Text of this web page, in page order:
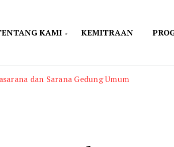
KAMI KEMITRAAN
dan Sarana Gedung Umum